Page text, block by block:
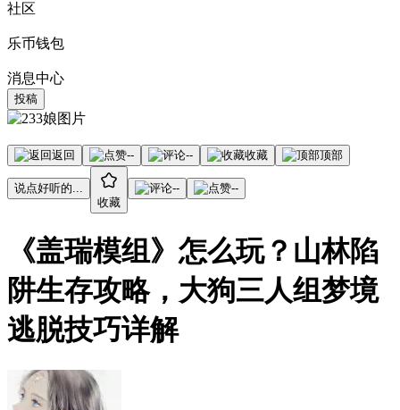
社区
乐币钱包
消息中心
投稿
返回 -- -- 收藏 顶部
说点好听的...
收藏
-- --
《盖瑞模组》怎么玩？山林陷
阱生存攻略，大狗三人组梦境
逃脱技巧详解